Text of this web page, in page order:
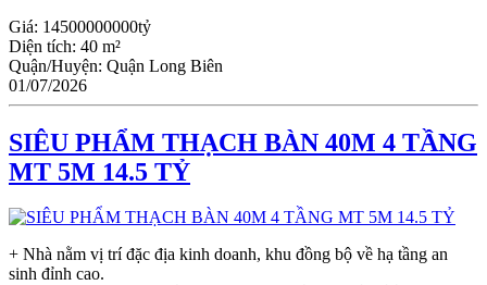
Giá: 14500000000tỷ
Diện tích: 40 m²
Quận/Huyện: Quận Long Biên
01/07/2026
SIÊU PHẨM THẠCH BÀN 40M 4 TẦNG
MT 5M 14.5 TỶ
+ Nhà nằm vị trí đặc địa kinh doanh, khu đồng bộ về hạ tầng an
sinh đỉnh cao.